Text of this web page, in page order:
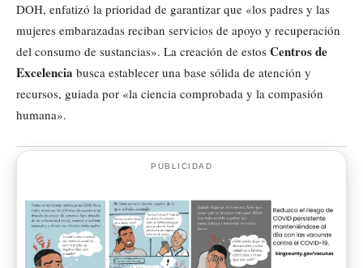
DOH, enfatizó la prioridad de garantizar que «los padres y las
mujeres embarazadas reciban servicios de apoyo y recuperación
del consumo de sustancias». La creación de estos Centros de
Excelencia busca establecer una base sólida de atención y
recursos, guiada por «la ciencia comprobada y la compasión
humana».
PUBLICIDAD